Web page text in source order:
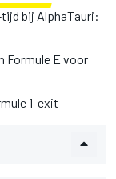
bij AlphaTauri:
Formule E voor
1-exit